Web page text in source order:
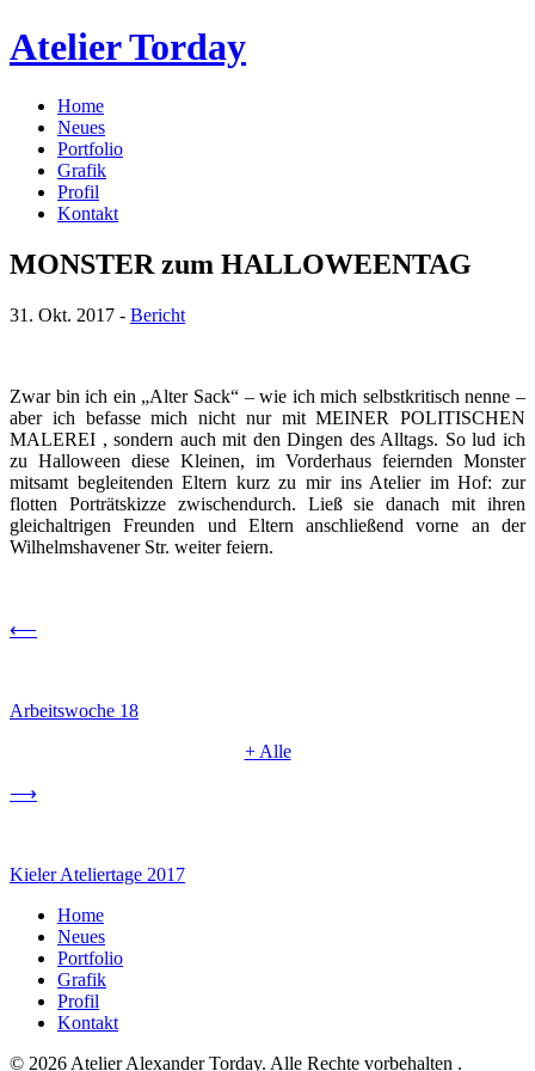
Atelier Torday
Home
Neues
Portfolio
Grafik
Profil
Kontakt
MONSTER zum HALLOWEENTAG
31. Okt. 2017 - Bericht
Zwar bin ich ein „Alter Sack“ – wie ich mich selbstkritisch nenne –
aber ich befasse mich nicht nur mit MEINER POLITISCHEN
MALEREI , sondern auch mit den Dingen des Alltags. So lud ich
zu Halloween diese Kleinen, im Vorderhaus feiernden Monster
mitsamt begleitenden Eltern kurz zu mir ins Atelier im Hof: zur
flotten Porträtskizze zwischendurch. Ließ sie danach mit ihren
gleichaltrigen Freunden und Eltern anschließend vorne an der
Wilhelmshavener Str. weiter feiern.
⟵
Arbeitswoche 18
+ Alle
⟶
Kieler Ateliertage 2017
Home
Neues
Portfolio
Grafik
Profil
Kontakt
© 2026 Atelier Alexander Torday. Alle Rechte vorbehalten .